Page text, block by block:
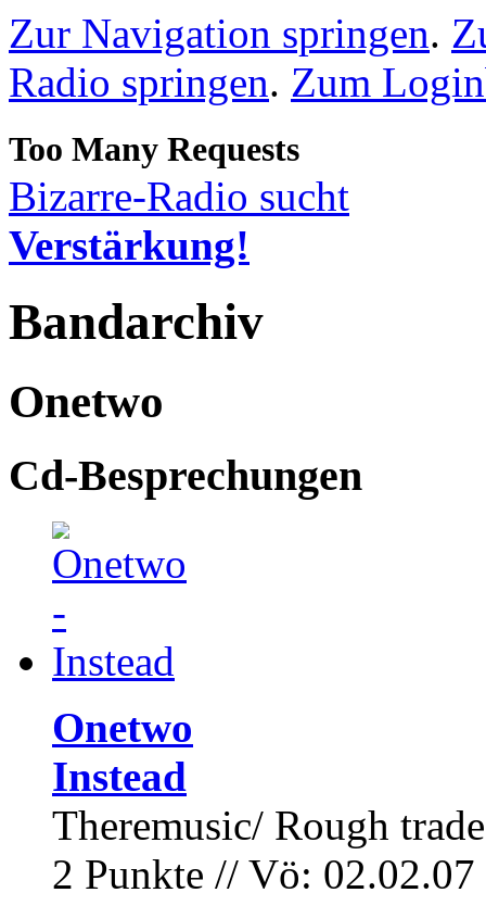
Zur Navigation springen.
Radio springen. Zum
Bizarre-Radio sucht
Verstärkung!
Bandarchiv
Onetwo
Cd-Besprechungen
Onetwo
Instead
Theremusic/ Rough trade
2 Punkte // Vö: 02.02.07